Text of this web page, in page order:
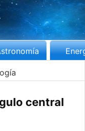
central